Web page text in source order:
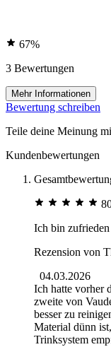
67%
3 Bewertungen
Mehr Informationen
Bewertung schreiben
Teile deine Meinung
Kundenbewertungen
Ich bin zufrieden
Rezension von
04.03.2026
Ich hatte vorher
zweite von
besser zu
Material dünn
Trinksystem